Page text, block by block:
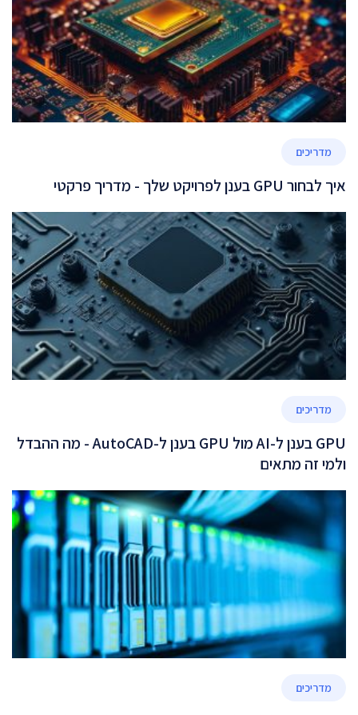
מדריכים
איך לבחור GPU בענן לפרויקט שלך - מדריך פרקטי
מדריכים
GPU בענן ל-AI מול GPU בענן ל-AutoCAD - מה ההבדל
ולמי זה מתאים
מדריכים